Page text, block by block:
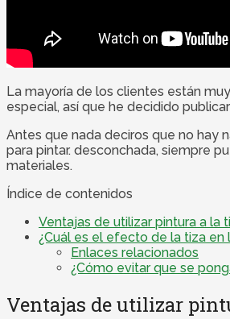
La mayoría de los clientes están
especial, así que he decidido
Antes que nada deciros que no hay
para pintar. desconchada, siempre
materiales.
Índice de contenidos
Ventajas de utilizar pintura a la
¿Cuál es el efecto de la tiza en
Enlaces relacionados
¿Cómo evitar que se
Ventajas de utilizar